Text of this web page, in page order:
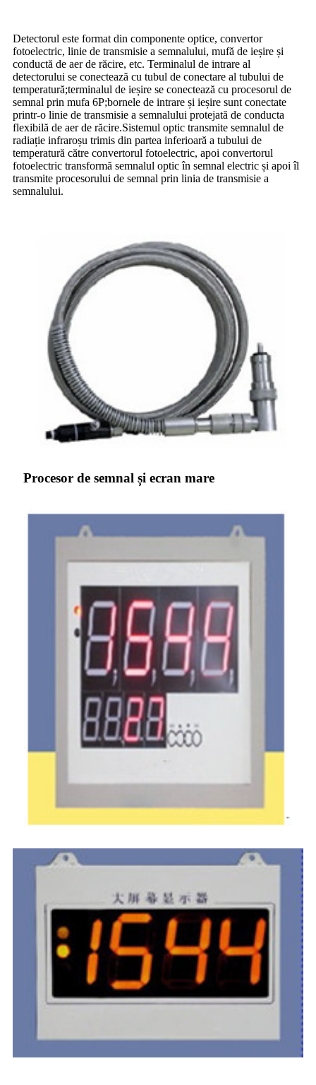
Detectorul este format din componente optice, convertor
fotoelectric, linie de transmisie a semnalului, mufă de ieșire și
conductă de aer de răcire, etc. Terminalul de intrare al
detectorului se conectează cu tubul de conectare al tubului de
temperatură;terminalul de ieșire se conectează cu procesorul de
semnal prin mufa 6P;bornele de intrare și ieșire sunt conectate
printr-o linie de transmisie a semnalului protejată de conducta
flexibilă de aer de răcire.Sistemul optic transmite semnalul de
radiație infraroșu trimis din partea inferioară a tubului de
temperatură către convertorul fotoelectric, apoi convertorul
fotoelectric transformă semnalul optic în semnal electric și apoi îl
transmite procesorului de semnal prin linia de transmisie a
semnalului.
Procesor de semnal și ecran mare